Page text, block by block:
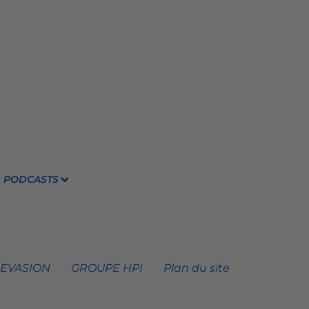
PODCASTS
GROUPE HPI Plan du site